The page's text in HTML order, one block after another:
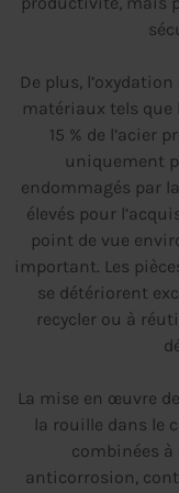
De plus,
matériaux tels que
15 % de
uniquement
endommagés par
élevés pour
point de vue
important. Les
se détériorent
recycler ou à
La mise en œuvre
la rouille dans le
combinées
anticorrosion,